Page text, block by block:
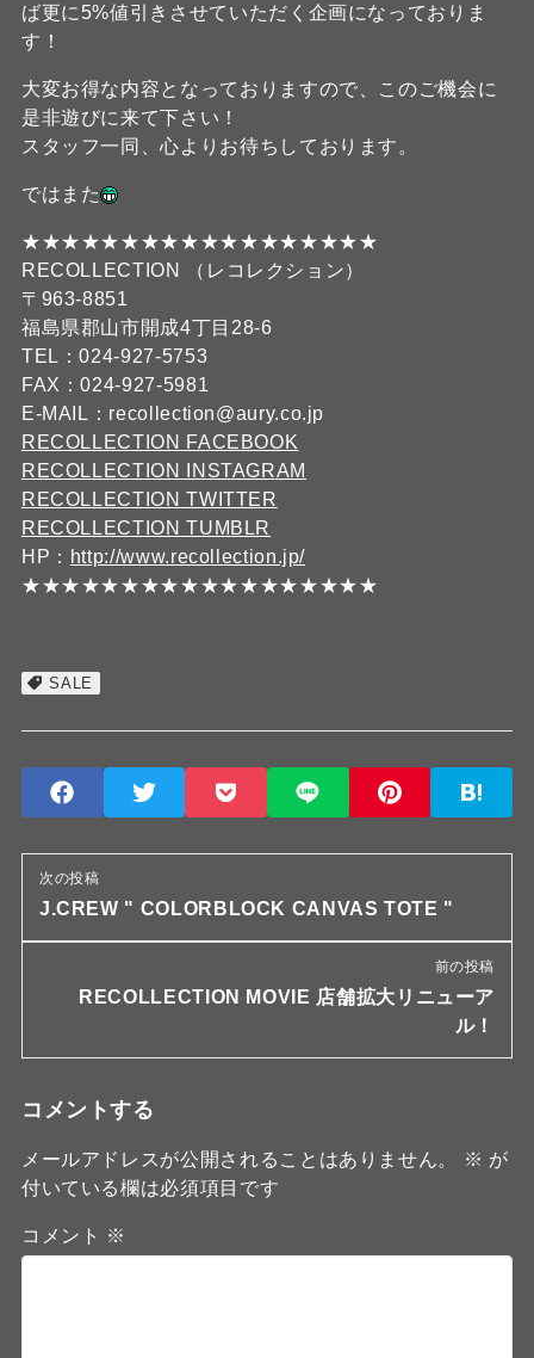
ば更に5%値引きさせていただく企画になっておりま
す！
大変お得な内容となっておりますので、このご機会に
是非遊びに来て下さい！
スタッフ一同、心よりお待ちしております。
ではまた
★★★★★★★★★★★★★★★★★★
RECOLLECTION （レコレクション）
〒963-8851
福島県郡山市開成4丁目28-6
TEL：024-927-5753
FAX：024-927-5981
E-MAIL：recollection@aury.co.jp
RECOLLECTION FACEBOOK
RECOLLECTION INSTAGRAM
RECOLLECTION TWITTER
RECOLLECTION TUMBLR
HP： http://www.recollection.jp/
★★★★★★★★★★★★★★★★★★
SALE
次の投稿
J.CREW " COLORBLOCK CANVAS TOTE "
前の投稿
RECOLLECTION MOVIE 店舗拡大リニューア
ル！
コメントする
メールアドレスが公開されることはありません。 ※ が
付いている欄は必須項目です
コメント ※